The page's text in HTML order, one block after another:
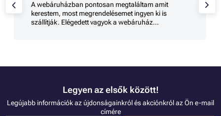
A webáruházban pontosan megtaláltam amit
kerestem, most megrendelésemet ingyen ki is
szállítják. Elégedett vagyok a webáruház
Legyen az elsők között!
Legújabb információk az újdonságainkról és akciónkról az Ön e-mail
címére